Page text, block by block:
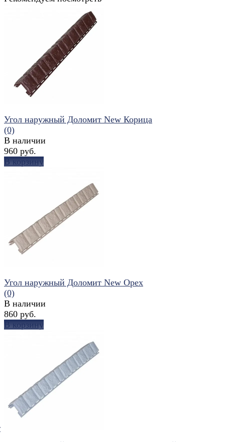
сравнить
Угол наружный Доломит New Корица
(0)
В наличии
960 руб.
В корзину
сравнить
Угол наружный Доломит New Орех
(0)
В наличии
860 руб.
В корзину